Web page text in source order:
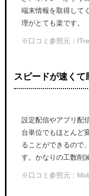
端末情報を取得して
理がとても楽です。
※口コミ参照元：
スピードが速くて
設定配信やアプリ配
台単位でもほとんど
ることができるので
す。かなりの工数削
※口コミ参照元：